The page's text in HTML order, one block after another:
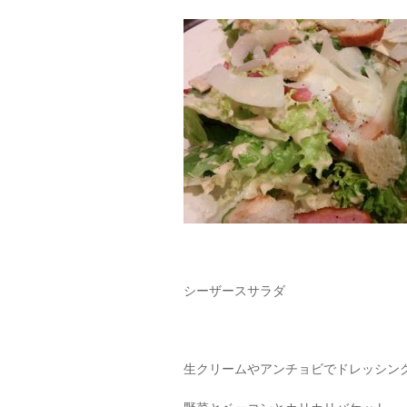
シーザースサラダ
生クリームやアンチョビでドレッシン